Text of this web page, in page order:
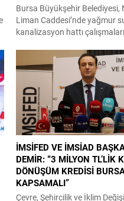
Bursa Büyükşehir Belediyesi,
Liman Caddesi’nde yağmur
kanalizasyon hattı
sürecine başladı. Büyükşehir
BUSKİ Genel Müdürlüğü,
Odunluk Mahallesi’nde
Caddesi’nde 400 metrelik
yağmur suyu ve kanalizasyon
çalışmalarını tamamladı.
bölgede altyapıyı güçlendiren
çalışmaların tamamlanması...
İMSİFED VE İMSİAD
DEMİR: “3 MİLYON TL’LİK
DÖNÜŞÜM KREDİSİ
KAPSAMALI”
Çevre, Şehircilik ve İklim